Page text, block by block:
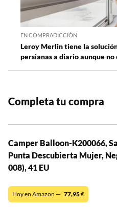
EN COMPRADICCIÓN
Leroy Merlin tiene la
persianas a diario aunque no
Completa tu compra
Camper Balloon-K200066,
Punta Descubierta Mujer,
008), 41 EU
Hoy en Amazon — 77,95€